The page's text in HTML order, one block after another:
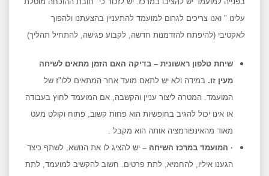
עלינו " ואנו צריכים לגרום למועמד להתעניין בהצעתנו ולהפוך
לאקטיבי (להיפתח להזדמנות חדשה, לקבוע פגישה, להתחיל תהליך)
שיחת טלפון ראשונית – בדיקה האם הזמן מתאים לשיחה
מעין זו. במידה ולא יש לתאם מועד אחר המתאים ללו"ז של
המועמד. המטרה ליצור עניין והקשבה, אם המועמד לחוץ בעבודה
או אינו יכול להגיב בחופשיות הוא פחות קשוב, פתוח וקולט מעט
מאוד מהאינפורמציה אותה הוא מקבל .
· המועמד במרכז השיחה – יש להציג לו את הנושא, לשתף כיצד
הגענו איליו, להחמיא, לתת פרטים. חשוב להקשיב למועמד, לתת